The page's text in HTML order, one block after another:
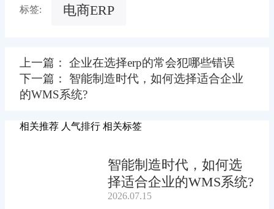
标签: 电商ERP
上一篇： 企业在选择erp的常会犯哪些错误
下一篇： 智能制造时代，如何选择适合企业
的WMS系统?
相关推荐 人气排行 相关标签
智能制造时代，如何选
择适合企业的WMS系统?
2026.07.15